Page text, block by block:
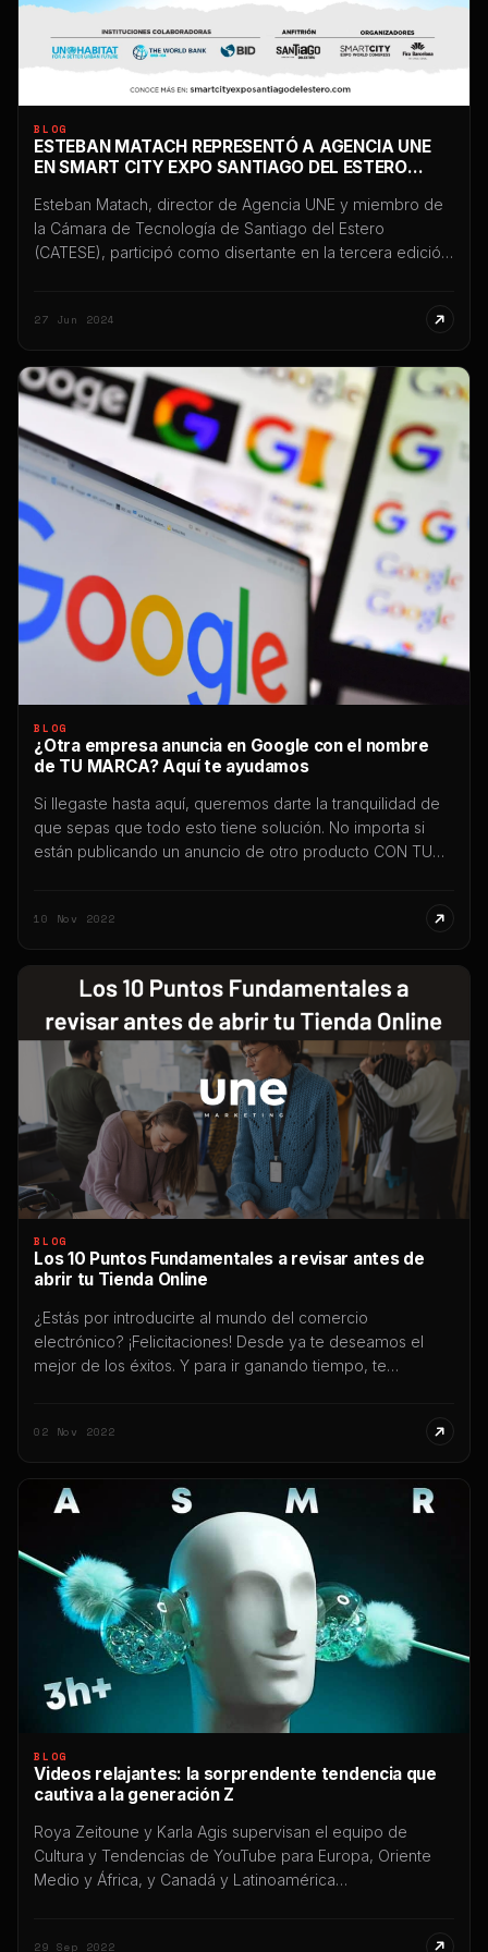
BLOG
ESTEBAN MATACH REPRESENTÓ A AGENCIA UNE
EN SMART CITY EXPO SANTIAGO DEL ESTERO
Esteban Matach, director de Agencia UNE y miembro de
la Cámara de Tecnología de Santiago del Estero
(CATESE), participó como disertante en la tercera edición
innovación, tecnología y transformación digital
[…]
27 Jun 2024
BLOG
¿Otra empresa anuncia en Google con el nombre
de TU MARCA? Aquí te ayudamos
Si llegaste hasta aquí, queremos darte la tranquilidad de
que sepas que todo esto tiene solución. No importa si
están publicando un anuncio de otro producto CON TU
trámite para que esta acción sea bloqueada
10 Nov 2022
BLOG
Los 10 Puntos Fundamentales a revisar antes de
abrir tu Tienda Online
¿Estás por introducirte al mundo del comercio
electrónico? ¡Felicitaciones! Desde ya te deseamos el
mejor de los éxitos. Y para ir ganando tiempo, te
que podemos hacerte antes de que te lances “de lleno”
02 Nov 2022
BLOG
Videos relajantes: la sorprendente tendencia que
cautiva a la generación Z
Roya Zeitoune y Karla Agis supervisan el equipo de
Cultura y Tendencias de YouTube para Europa, Oriente
Medio y África, y Canadá y Latinoamérica
29 Sep 2022